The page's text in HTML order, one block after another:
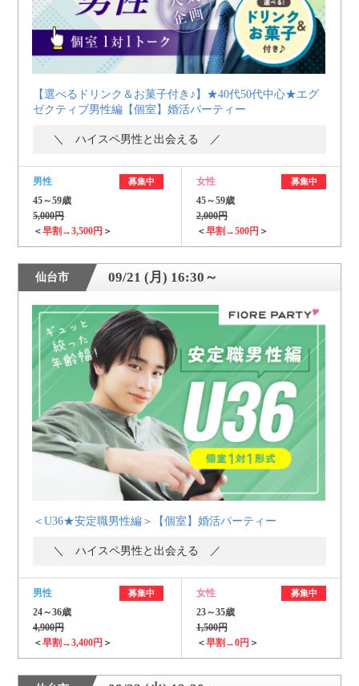
プライバシーマークを取得しております
【選べるドリンク＆お菓子付き♪】★40代50代中心★エグ
ゼクティブ男性編【個室】婚活パーティー
＼ ハイスペ男性と出会える ／
男性 募集中
45～59歳
5,000円
＜早割→3,500円 ＞
女性 募集中
45～59歳
2,000円
＜早割→500円 ＞
仙台市 09/21 (月) 16:30～
＜U36★安定職男性編＞【個室】婚活パーティー
＼ ハイスペ男性と出会える ／
男性 募集中
24～36歳
4,900円
＜早割→3,400円 ＞
女性 募集中
23～35歳
1,500円
＜早割→0円 ＞